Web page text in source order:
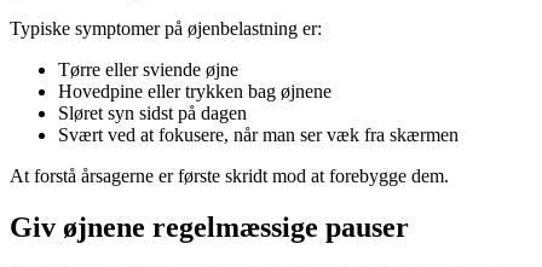
Typiske symptomer på øjenbelastning er:
Tørre eller sviende øjne
Hovedpine eller trykken bag øjnene
Sløret syn sidst på dagen
Svært ved at fokusere, når man ser væk fra skærmen
At forstå årsagerne er første skridt mod at forebygge dem.
Giv øjnene regelmæssige pauser